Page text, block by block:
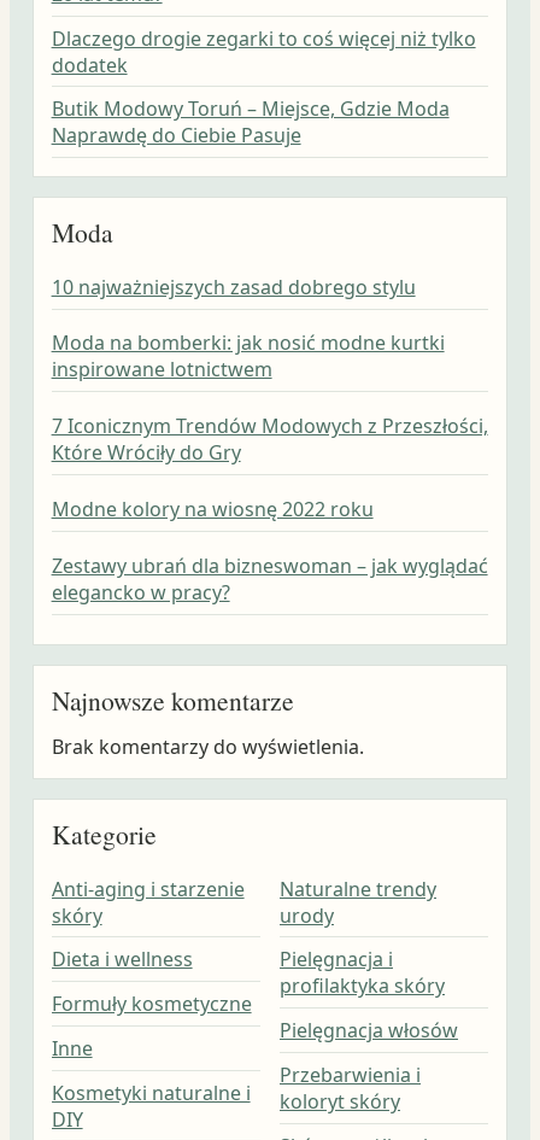
Dlaczego drogie zegarki to coś więcej niż tylko
dodatek
Butik Modowy Toruń – Miejsce, Gdzie Moda
Naprawdę do Ciebie Pasuje
Moda
10 najważniejszych zasad dobrego stylu
Moda na bomberki: jak nosić modne kurtki
inspirowane lotnictwem
7 Iconicznym Trendów Modowych z Przeszłości,
Które Wróciły do Gry
Modne kolory na wiosnę 2022 roku
Zestawy ubrań dla bizneswoman – jak wyglądać
elegancko w pracy?
Najnowsze komentarze
Brak komentarzy do wyświetlenia.
Kategorie
Anti-aging i starzenie
skóry
Dieta i wellness
Formuły kosmetyczne
Inne
Kosmetyki naturalne i
DIY
Naturalne trendy
urody
Pielęgnacja i
profilaktyka skóry
Pielęgnacja włosów
Przebarwienia i
koloryt skóry